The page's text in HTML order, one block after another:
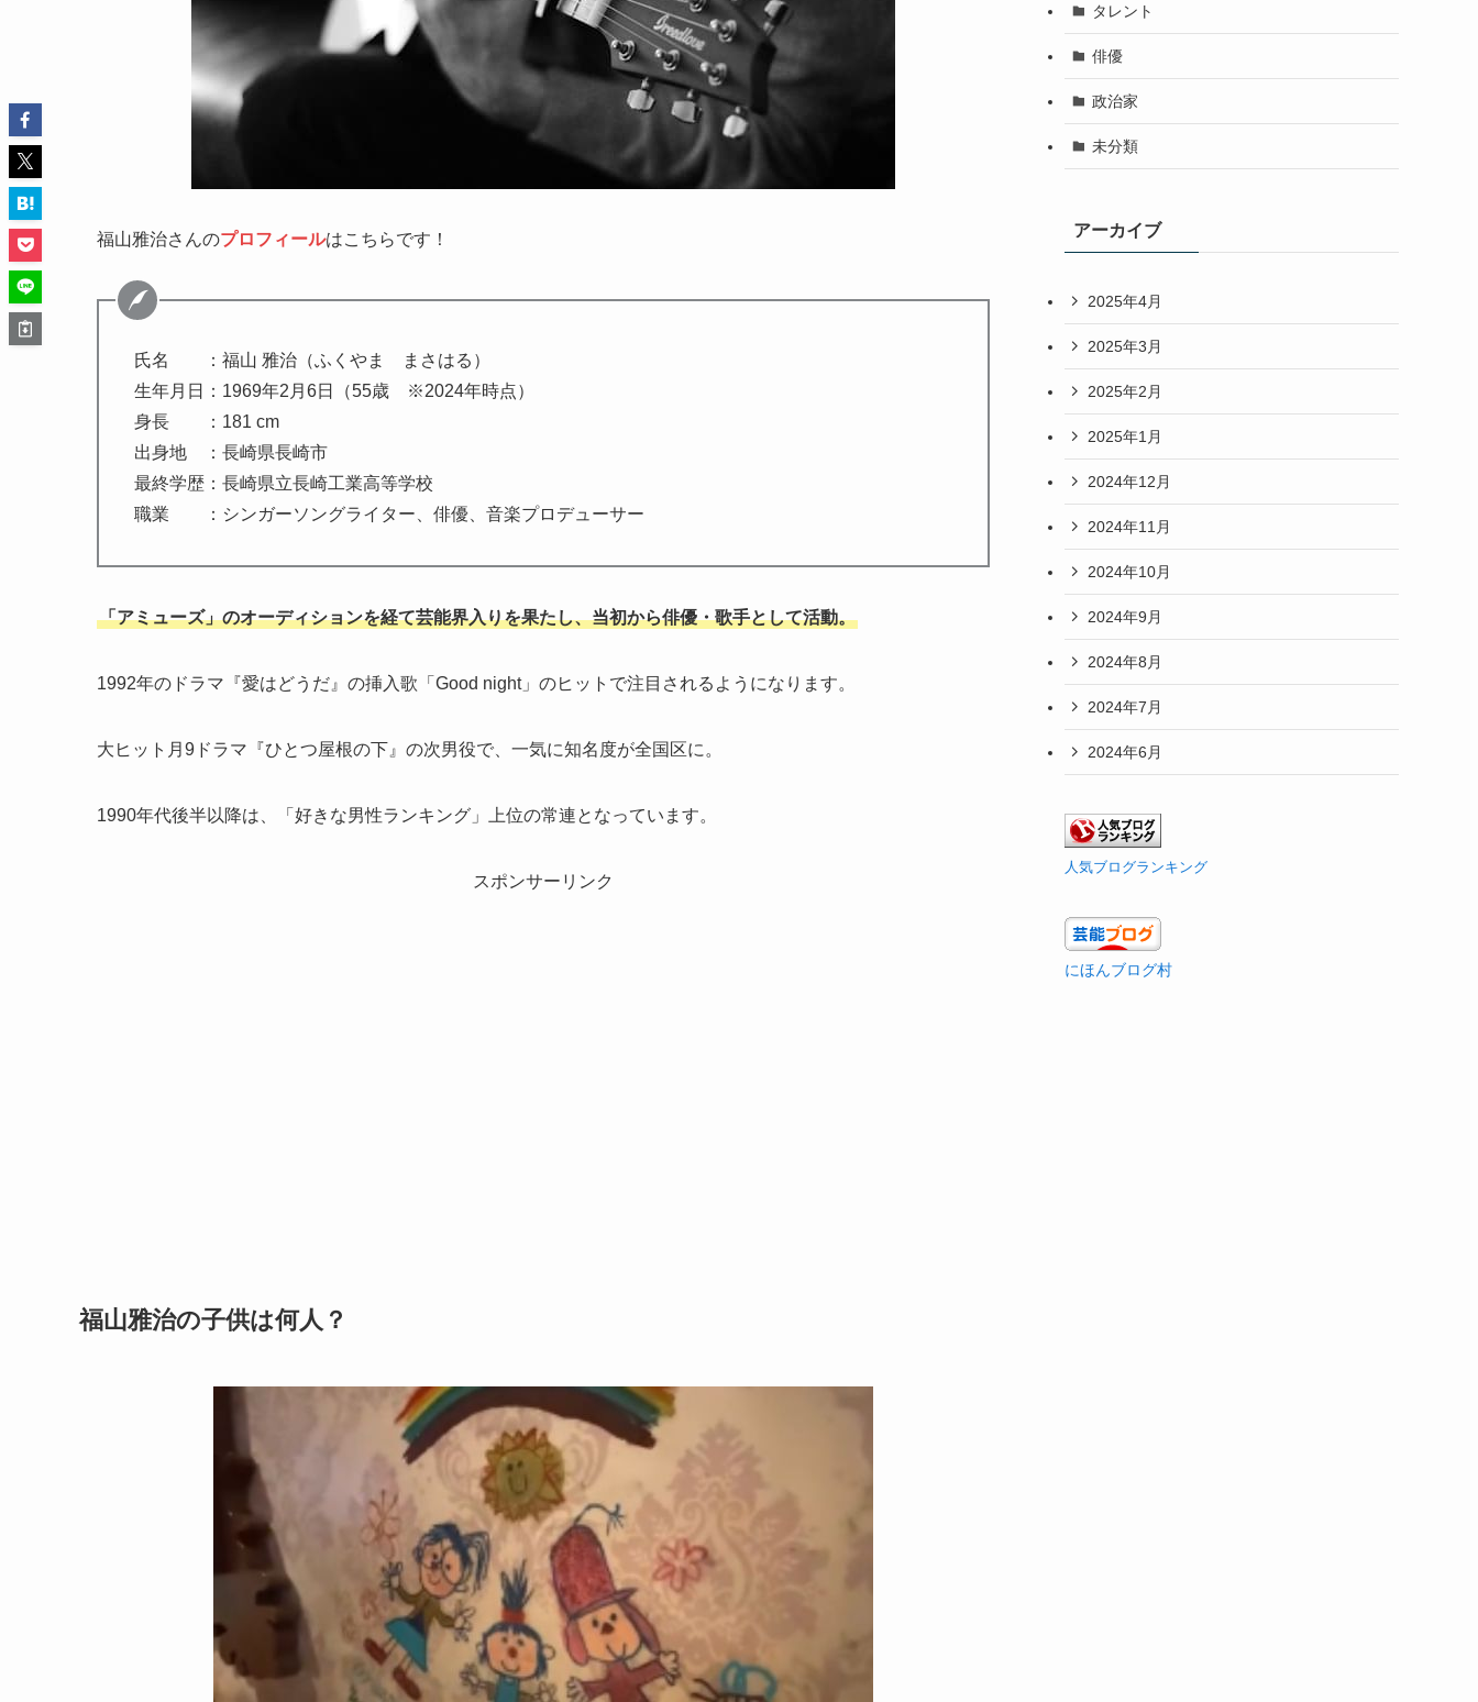
福山雅治さんのプロフィールはこちらです！
氏名 ：福山 雅治（ふくやま まさはる）
生年月日：1969年2月6日（55歳 ※2024年時点）
身長 ：181 cm
出身地 ：長崎県長崎市
最終学歴：長崎県立長崎工業高等学校
職業 ：シンガーソングライター、俳優、音楽プロデューサー
「アミューズ」のオーディションを経て芸能界入りを果たし、当初から俳優・歌手として活動。
1992年のドラマ『愛はどうだ』の挿入歌「Good night」のヒットで注目されるようになります。
大ヒット月9ドラマ『ひとつ屋根の下』の次男役で、一気に知名度が全国区に。
1990年代後半以降は、「好きな男性ランキング」上位の常連となっています。
スポンサーリンク
福山雅治の子供は何人？
タレント
俳優
政治家
未分類
アーカイブ
2025年4月
2025年3月
2025年2月
2025年1月
2024年12月
2024年11月
2024年10月
2024年9月
2024年8月
2024年7月
2024年6月
人気ブログランキング
にほんブログ村